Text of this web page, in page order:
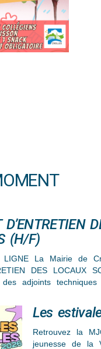
(H/F)
LIGNE La Mairie de
DES LOCAUX
des adjoints techniques
Les
Retrouvez la
jeunesse de la